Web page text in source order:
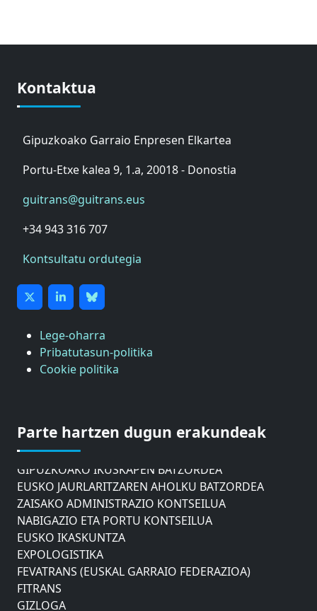
Kontaktua
Gipuzkoako Garraio Enpresen Elkartea
Portu-Etxe kalea 9, 1.a, 20018 - Donostia
guitrans@guitrans.eus
+34 943 316 707
Kontsultatu ordutegia
Lege-oharra
Pribatutasun-politika
Cookie politika
Parte hartzen dugun erakundeak
DONOSTIAKO UDALEKO MUGIKORTASUNERAKO
AHOLKU BATZORDEA
GIPUZKOAKO IKUSKAPEN BATZORDEA
EUSKO JAURLARITZAREN AHOLKU BATZORDEA
ZAISAKO ADMINISTRAZIO KONTSEILUA
NABIGAZIO ETA PORTU KONTSEILUA
EUSKO IKASKUNTZA
EXPOLOGISTIKA
FEVATRANS (EUSKAL GARRAIO FEDERAZIOA)
FITRANS
GIZLOGA